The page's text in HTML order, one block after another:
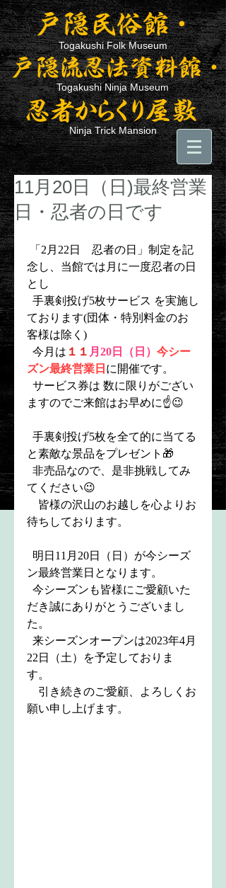
Togakushi Folk Museum
Togakushi Ninja Museum
Ninja Trick Mansion
11月20日（日)最終営業
日・忍者の日です
念し、当館では月に一度忍者の日
とし
ております(団体・特別料金のお
客様は除く)
  今月は
１１ 月20日（日） 今シー
ズン最終営業日 に 開催です。
ますのでご来館はお早めに☝️😉
と素敵な景品をプレゼント🎁
てください😉
皆様の沢山のお越しを心よりお
待ちしております。
ン最終営業日となります。
だき誠にありがとうございまし
た。
22日（土）を予定しておりま
す。
引き続きのご愛顧、よろしくお
願い申し上げます。